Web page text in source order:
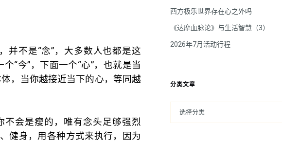
并不是“念”，大多数人也都是这
“今”，下面一个“心”，也就是当
体，当你越接近当下的心，等同越
会是瘦的，唯有念头足够强烈
健身，用各种方式来执行，因为
西方极乐世界存在心之外吗
《达摩血脉论》与生活智慧（3）
2026年7月活动行程
分类文章